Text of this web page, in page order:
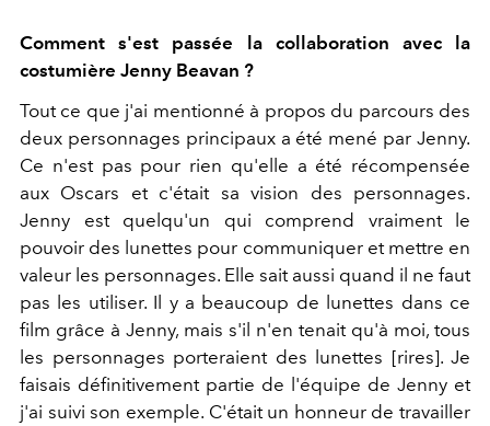
Comment s'est passée la collaboration avec la
costumière Jenny Beavan ?
Tout ce que j'ai mentionné à propos du parcours des
deux personnages principaux a été mené par Jenny.
Ce n'est pas pour rien qu'elle a été récompensée
aux Oscars et c'était sa vision des personnages.
Jenny est quelqu'un qui comprend vraiment le
pouvoir des lunettes pour communiquer et mettre en
valeur les personnages. Elle sait aussi quand il ne faut
pas les utiliser. Il y a beaucoup de lunettes dans ce
film grâce à Jenny, mais s'il n'en tenait qu'à moi, tous
les personnages porteraient des lunettes [rires]. Je
faisais définitivement partie de l'équipe de Jenny et
j'ai suivi son exemple. C'était un honneur de travailler